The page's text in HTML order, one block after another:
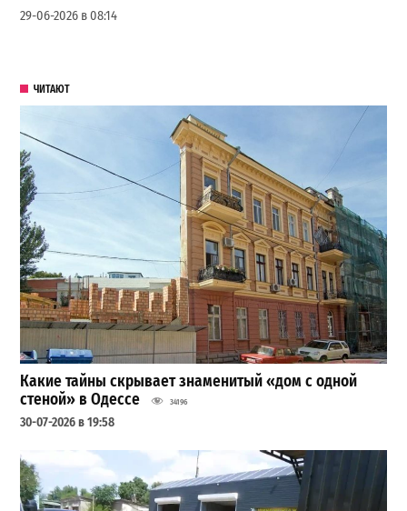
29-06-2026 в 08:14
ЧИТАЮТ
Какие тайны скрывает знаменитый «дом с одной
стеной» в Одессе
34196
30-07-2026 в 19:58